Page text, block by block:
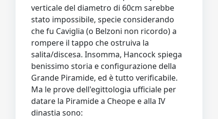
verticale del diametro di 60cm sarebbe
stato impossibile, specie considerando
che fu Caviglia (o Belzoni non ricordo) a
rompere il tappo che ostruiva la
salita/discesa. Insomma, Hancock spiega
benissimo storia e configurazione della
Grande Piramide, ed è tutto verificabile.
Ma le prove dell'egittologia ufficiale per
datare la Piramide a Cheope e alla IV
dinastia sono: